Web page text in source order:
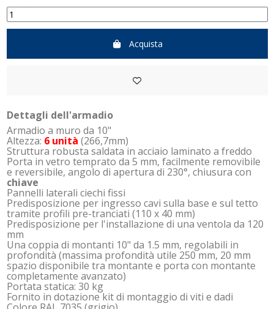
Acquista
Dettagli dell'armadio
Armadio a muro da 10"
Altezza: 6 unità (266,7mm)
Struttura robusta saldata in acciaio laminato a freddo
Porta in vetro temprato da 5 mm, facilmente removibile
e reversibile, angolo di apertura di 230°, chiusura con
chiave
Pannelli laterali ciechi fissi
Predisposizione per ingresso cavi sulla base e sul tetto
tramite profili pre-tranciati (110 x 40 mm)
Predisposizione per l'installazione di una ventola da 120
mm
Una coppia di montanti 10" da 1.5 mm, regolabili in
profondità (massima profondità utile 250 mm, 20 mm
spazio disponibile tra montante e porta con montante
completamente avanzato)
Portata statica: 30 kg
Fornito in dotazione kit di montaggio di viti e dadi